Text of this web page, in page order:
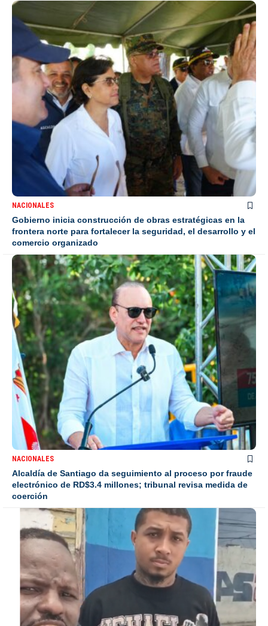
NACIONALES
Gobierno inicia construcción de obras estratégicas en la
frontera norte para fortalecer la seguridad, el desarrollo y el
comercio organizado
NACIONALES
Alcaldía de Santiago da seguimiento al proceso por fraude
electrónico de RD$3.4 millones; tribunal revisa medida de
coerción